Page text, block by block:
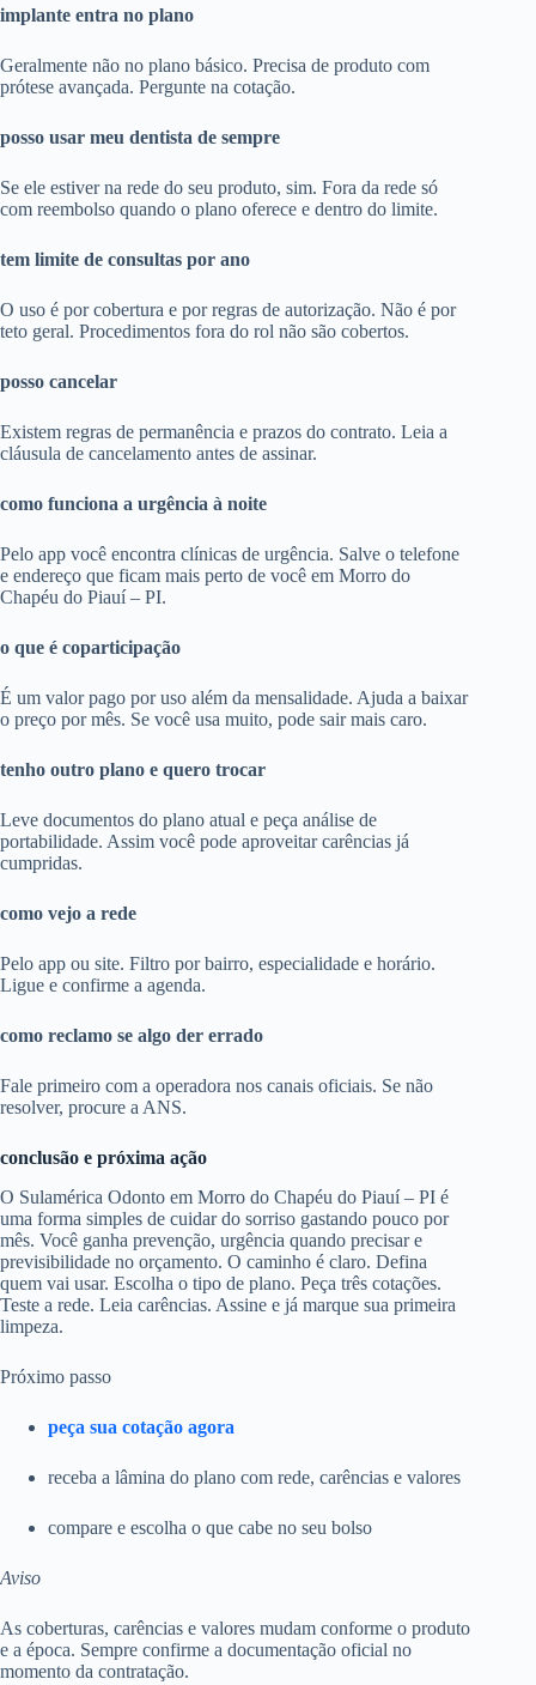
implante entra no plano
Geralmente não no plano básico. Precisa de produto com
prótese avançada. Pergunte na cotação.
posso usar meu dentista de sempre
Se ele estiver na rede do seu produto, sim. Fora da rede só
com reembolso quando o plano oferece e dentro do limite.
tem limite de consultas por ano
O uso é por cobertura e por regras de autorização. Não é por
teto geral. Procedimentos fora do rol não são cobertos.
posso cancelar
Existem regras de permanência e prazos do contrato. Leia a
cláusula de cancelamento antes de assinar.
como funciona a urgência à noite
Pelo app você encontra clínicas de urgência. Salve o telefone
e endereço que ficam mais perto de você em Morro do
Chapéu do Piauí – PI.
o que é coparticipação
É um valor pago por uso além da mensalidade. Ajuda a baixar
o preço por mês. Se você usa muito, pode sair mais caro.
tenho outro plano e quero trocar
Leve documentos do plano atual e peça análise de
portabilidade. Assim você pode aproveitar carências já
cumpridas.
como vejo a rede
Pelo app ou site. Filtro por bairro, especialidade e horário.
Ligue e confirme a agenda.
como reclamo se algo der errado
Fale primeiro com a operadora nos canais oficiais. Se não
resolver, procure a ANS.
conclusão e próxima ação
O Sulamérica Odonto em Morro do Chapéu do Piauí – PI é
uma forma simples de cuidar do sorriso gastando pouco por
mês. Você ganha prevenção, urgência quando precisar e
previsibilidade no orçamento. O caminho é claro. Defina
quem vai usar. Escolha o tipo de plano. Peça três cotações.
Teste a rede. Leia carências. Assine e já marque sua primeira
limpeza.
Próximo passo
peça sua cotação agora
receba a lâmina do plano com rede, carências e valores
compare e escolha o que cabe no seu bolso
Aviso
As coberturas, carências e valores mudam conforme o produto
e a época. Sempre confirme a documentação oficial no
momento da contratação.